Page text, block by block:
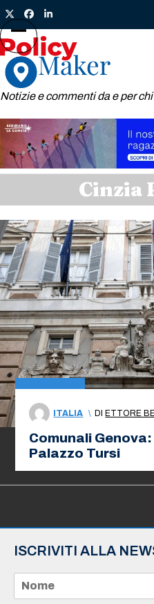
Skip
to
content
TwitterFacebook
LinkedIn
Notizie e commenti da e per
Open
mobile
menu
Close
mobile
menu
Cinzia
ITALIA \ DIETTORE
Comunali
Palazzo Tursi
ISCRIVITI ALLA
m